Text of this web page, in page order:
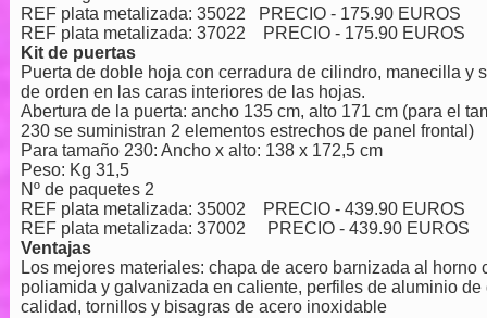
REF plata metalizada: 35022 PRECIO - 175.90 EUROS
REF plata metalizada: 37022 PRECIO - 175.90 EUROS
Kit de puertas
Puerta de doble hoja con cerradura de cilindro, manecilla y
de orden en las caras interiores de las hojas.
Abertura de la puerta: ancho 135 cm, alto 171 cm (para el
230 se suministran 2 elementos estrechos de panel frontal)
Para tamaño 230: Ancho x alto: 138 x 172,5 cm
Peso: Kg 31,5
Nº de paquetes 2
REF plata metalizada: 35002 PRECIO - 439.90 EUROS
REF plata metalizada: 37002 PRECIO - 439.90 EUROS
Ventajas
Los mejores materiales: chapa de acero barnizada al horno
poliamida y galvanizada en caliente, perfiles de aluminio de
calidad, tornillos y bisagras de acero inoxidable